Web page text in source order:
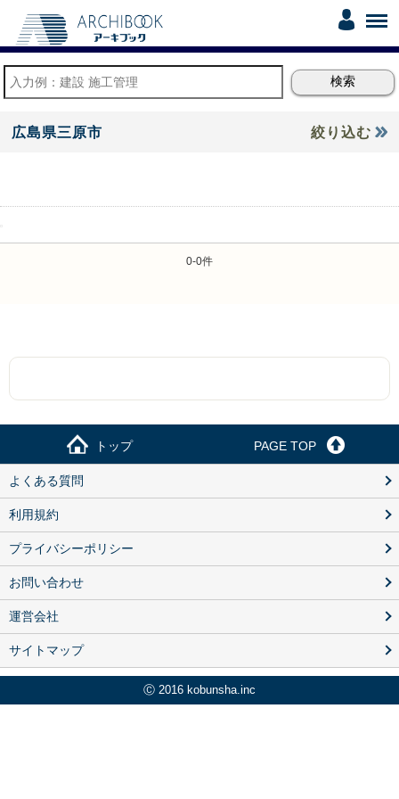
広島県三原市 絞り込む
0-0件
トップ PAGE TOP
よくある質問
利用規約
プライバシーポリシー
お問い合わせ
運営会社
サイトマップ
Ⓒ 2016 kobunsha.inc